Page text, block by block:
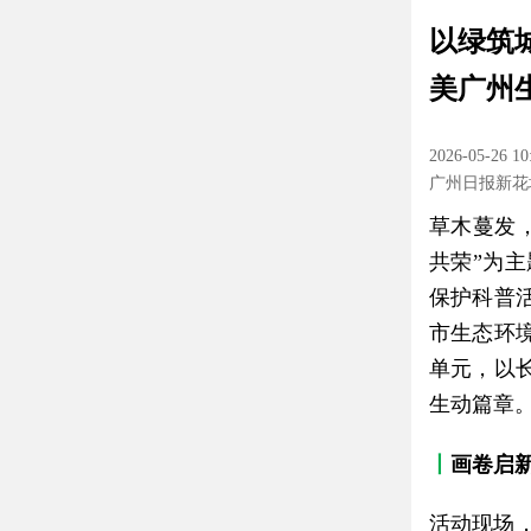
以绿筑
美广州
2026-05-26
广州日报新
草木蔓发
共荣”为
保护科普
市生态环
单元，以
生动篇章
画卷启
活动现场